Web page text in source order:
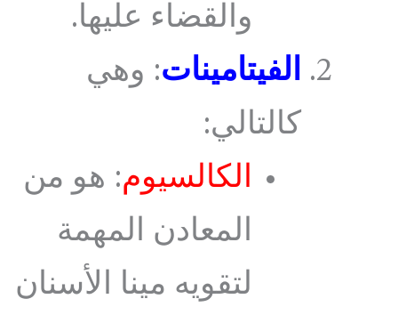
والقضاء عليها.
الفيتامينات: وهي
كالتالي:
الكالسيوم: هو من
المعادن المهمة
لتقويه مينا الأسنان